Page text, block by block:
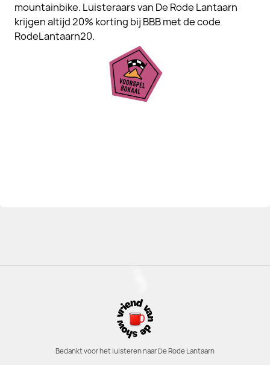
mountainbike. Luisteraars van De Rode Lantaarn
krijgen altijd 20% korting bij BBB met de code
RodeLantaarn20.
Bedankt voor het luisteren naar De Rode Lantaarn